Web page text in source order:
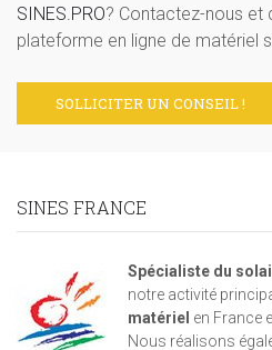
SINES.PRO? Contactez-nous et
plateforme en ligne de matériel
SOLLICITER UN CONSEIL !
SINES FRANCE
Spécialiste du
notre activité
matériel en France
Nous réalisons